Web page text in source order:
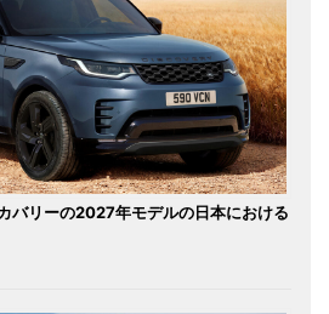
バリーの2027年モデルの日本における